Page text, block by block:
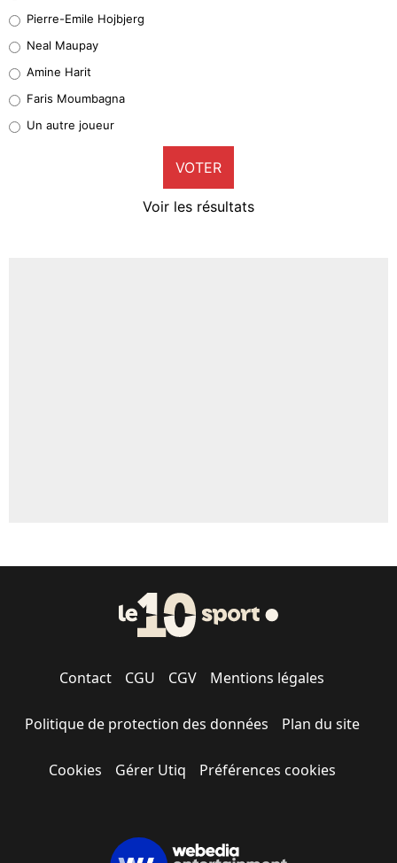
5%
1%
9%
Pierre-Emile Hojbjerg
Neal Maupay
Amine Harit
Faris Moumbagna
Un autre joueur
VOTER
Voir les résultats
Contact CGU CGV Mentions légales
Politique de protection des données Plan du site
Cookies Gérer Utiq Préférences cookies